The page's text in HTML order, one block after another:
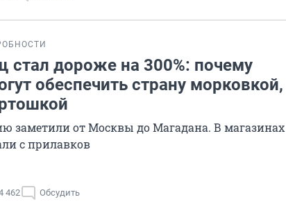
стал дороже на 300%: почему
обеспечить страну морковкой,
заметили от Москвы до Магадана. В магазинах
с прилавков
462 Обсудить